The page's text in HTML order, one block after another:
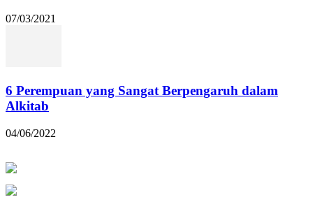
07/03/2021
6 Perempuan yang Sangat Berpengaruh dalam
Alkitab
04/06/2022